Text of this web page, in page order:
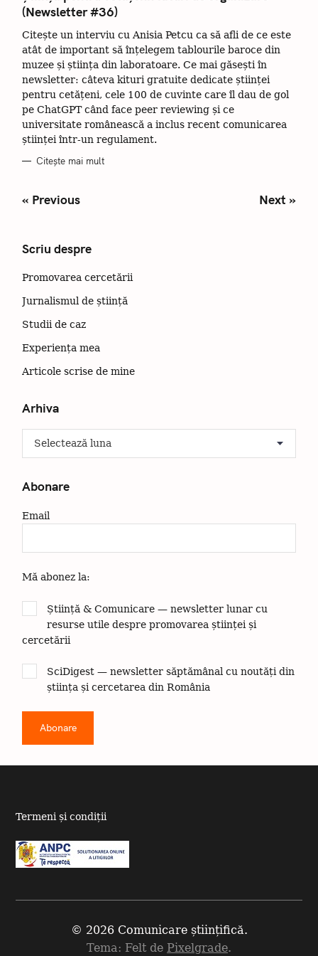
G
O
R
I
I
(Newsletter #36)
Citește un interviu cu Anisia Petcu ca să afli de ce este
atât de important să înțelegem tablourile baroce din
muzee și știința din laboratoare. Ce mai găsești în
newsletter: câteva kituri gratuite dedicate științei
pentru cetățeni, cele 100 de cuvinte care îl dau de gol
pe ChatGPT când face peer reviewing și ce
universitate românească a inclus recent comunicarea
științei într-un regulament.
Citește mai mult
P
t
s
a
v
i
g
a
t
i
« Previous Next »
Scriu despre
Promovarea cercetării
Jurnalismul de știință
Studii de caz
Experiența mea
Articole scrise de mine
Arhiva
a
Abonare
Email
Mă abonez la:
Știință & Comunicare — newsletter lunar cu
resurse utile despre promovarea științei și
cercetării
SciDigest — newsletter săptămânal cu noutăți din
știința și cercetarea din România
Termeni și condiții
© 2026 Comunicare științifică.
Tema: Felt de Pixelgrade.